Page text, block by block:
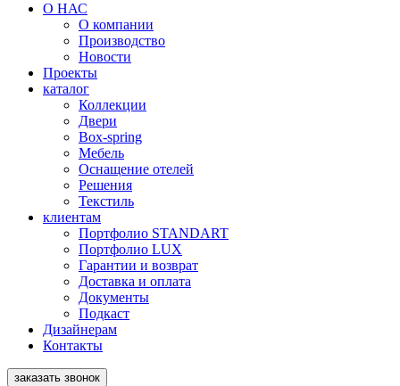
О НАС
О компании
Производство
Новости
Проекты
каталог
Коллекции
Двери
Box-spring
Мебель
Оснащение отелей
Решения
Текстиль
клиентам
Портфолио STANDART
Портфолио LUX
Гарантии и возврат
Доставка и оплата
Документы
Подкаст
Дизайнерам
Контакты
заказать звонок